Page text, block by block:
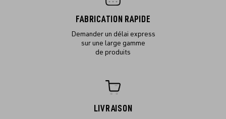
FABRICATION RAPIDE
Demander un délai express
sur une large gamme
de produits
LIVRAISON